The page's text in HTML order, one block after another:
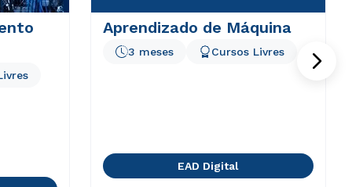
Aprendizado de Máquina
3 meses Cursos Livres
EAD Digital